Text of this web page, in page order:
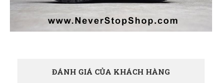
ĐÁNH GIÁ CỦA KHÁCH HÀNG